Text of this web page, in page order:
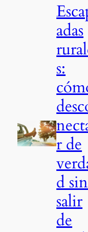
adas
s:
r de
d sin
salir
de